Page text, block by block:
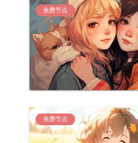
免费节点
免费节点